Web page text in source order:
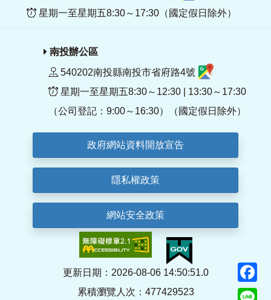
星期一至星期五8:30～17:30（國定假日除外）
南投辦公區
540202南投縣南投市省府路4號
星期一至星期五8:30～12:30 | 13:30～17:30
（公司登記：9:00～16:30）（國定假日除外）
政府網站資料開放宣告
隱私權政策
網站安全政策
更新日期：2026-08-06 14:50:51.0
累積瀏覽人次：477429523